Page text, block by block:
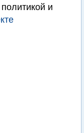
и